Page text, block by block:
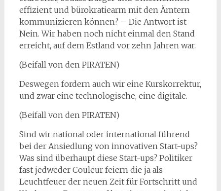
effizient und bürokratiearm mit den Ämtern
kommunizieren können? – Die Antwort ist
Nein. Wir haben noch nicht einmal den Stand
erreicht, auf dem Estland vor zehn Jahren war.
(Beifall von den PIRATEN)
Deswegen fordern auch wir eine Kurskorrektur,
und zwar eine technologische, eine digitale.
(Beifall von den PIRATEN)
Sind wir national oder international führend
bei der Ansiedlung von innovativen Start-ups?
Was sind überhaupt diese Start-ups? Politiker
fast jedweder Couleur feiern die ja als
Leuchtfeuer der neuen Zeit für Fortschritt und